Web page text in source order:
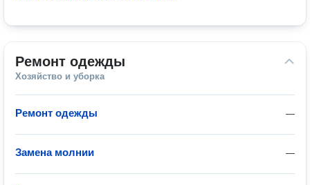
Ремонт одежды
Хозяйство и уборка
—
Ремонт одежды
—
Замена молнии